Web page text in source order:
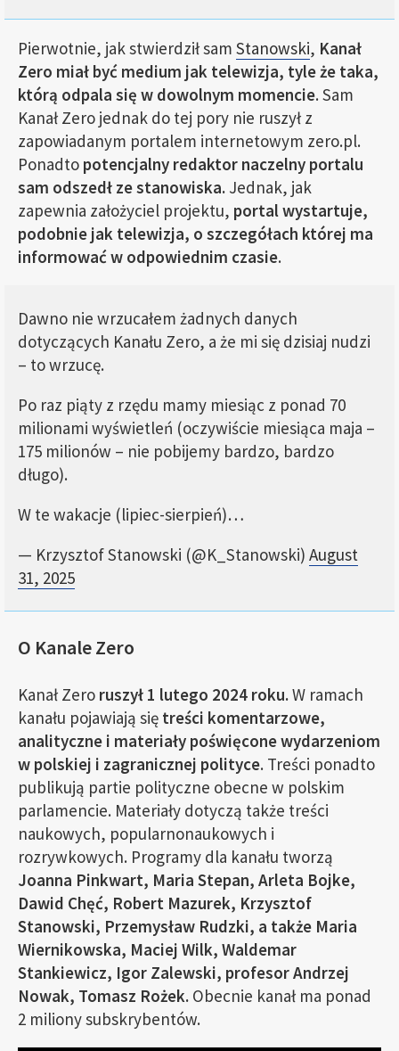
Pierwotnie, jak stwierdził sam Stanowski, Kanał
Zero miał być medium jak telewizja, tyle że taka,
którą odpala się w dowolnym momencie. Sam
Kanał Zero jednak do tej pory nie ruszył z
zapowiadanym portalem internetowym zero.pl.
Ponadto potencjalny redaktor naczelny portalu
sam odszedł ze stanowiska. Jednak, jak
zapewnia założyciel projektu, portal wystartuje,
podobnie jak telewizja, o szczegółach której ma
informować w odpowiednim czasie.
Dawno nie wrzucałem żadnych danych
dotyczących Kanału Zero, a że mi się dzisiaj nudzi
– to wrzucę.
Po raz piąty z rzędu mamy miesiąc z ponad 70
milionami wyświetleń (oczywiście miesiąca maja –
175 milionów – nie pobijemy bardzo, bardzo
długo).
W te wakacje (lipiec-sierpień)…
— Krzysztof Stanowski (@K_Stanowski) August
31, 2025
O Kanale Zero
Kanał Zero ruszył 1 lutego 2024 roku.W ramach
kanału pojawiają się treści komentarzowe,
analityczne i materiały poświęcone wydarzeniom
w polskiej i zagranicznej polityce. Treści ponadto
publikują partie polityczne obecne w polskim
parlamencie. Materiały dotyczą także treści
naukowych, popularnonaukowych i
rozrywkowych. Programy dla kanału tworzą
Joanna Pinkwart, Maria Stepan, Arleta Bojke,
Dawid Chęć, Robert Mazurek, Krzysztof
Stanowski, Przemysław Rudzki, a także Maria
Wiernikowska, Maciej Wilk, Waldemar
Stankiewicz, Igor Zalewski, profesor Andrzej
Nowak, Tomasz Rożek. Obecnie kanał ma ponad
2 miliony subskrybentów.